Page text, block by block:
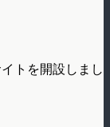
トを開設しまし